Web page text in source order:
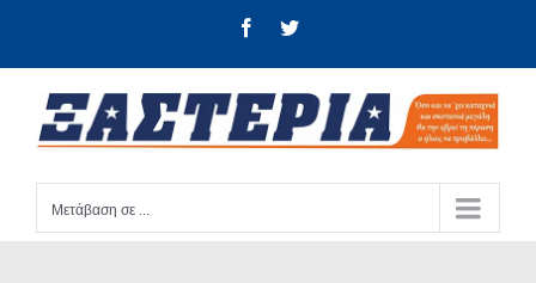
FacebookTwitter
Μετάβαση σε ...